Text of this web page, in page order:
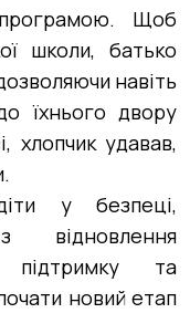
Щоб
школи, батько
навіть
їхнього двору
хлопчик удавав,
у безпеці,
підтримку та
новий етап